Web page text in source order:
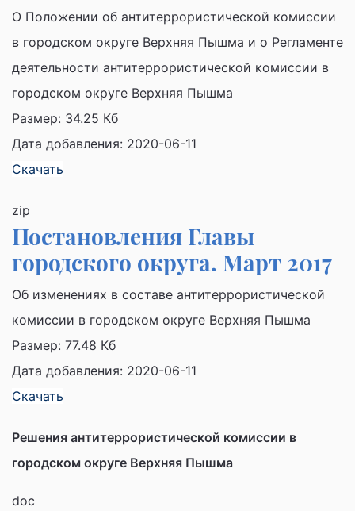
О Положении об антитеррористической комиссии
в городском округе Верхняя Пышма и о Регламенте
деятельности антитеррористической комиссии в
городском округе Верхняя Пышма
Размер: 34.25 Кб
Дата добавления: 2020-06-11
Скачать
zip
Постановления Главы
городского округа. Март 2017
Об изменениях в составе антитеррористической
комиссии в городском округе Верхняя Пышма
Размер: 77.48 Кб
Дата добавления: 2020-06-11
Скачать
Решения антитеррористической комиссии в
городском округе Верхняя Пышма
doc